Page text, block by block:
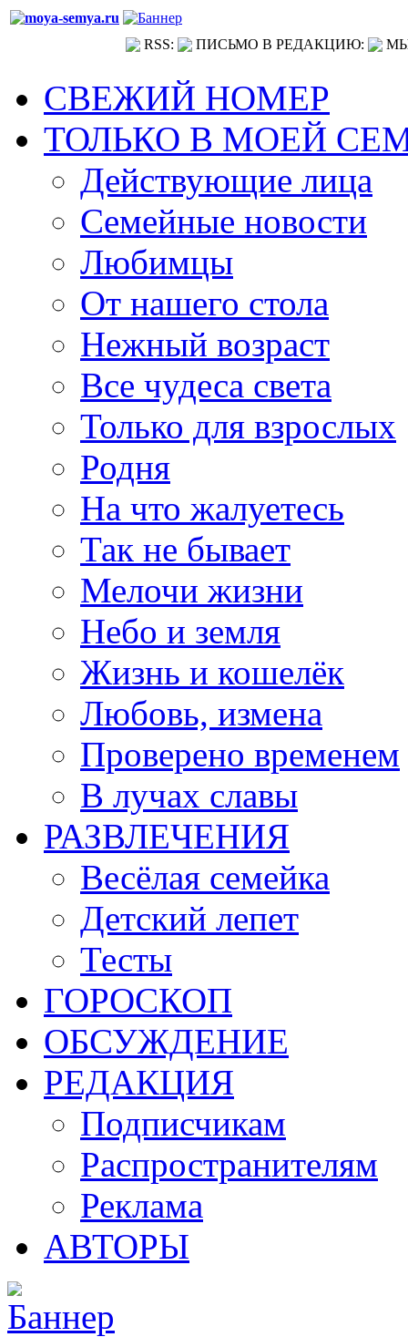
RSS: ПИСЬМО В РЕДАКЦИЮ:
СВЕЖИЙ НОМЕР
ТОЛЬКО В МОЕЙ
Действующие лица
Семейные новости
Любимцы
От нашего стола
Нежный возраст
Все чудеса света
Только для взрослых
Родня
На что жалуетесь
Так не бывает
Мелочи жизни
Небо и земля
Жизнь и кошелёк
Любовь, измена
Проверено временем
В лучах славы
РАЗВЛЕЧЕНИЯ
Весёлая семейка
Детский лепет
Тесты
ГОРОСКОП
ОБСУЖДЕНИЕ
РЕДАКЦИЯ
Подписчикам
Распространителям
Реклама
АВТОРЫ